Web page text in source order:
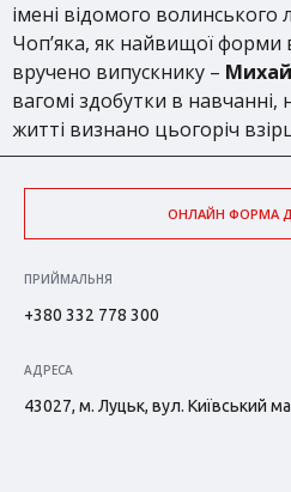
імені відомого
Чоп’яка, як найвищої форми
вручено випускнику –
вагомі здобутки в навчанні,
житті визнано цьогоріч
ОНЛАЙН ФОРМА
ПРИЙМАЛЬНЯ
+380 332 778 300
АДРЕСА
43027, м. Луцьк, вул. Київський